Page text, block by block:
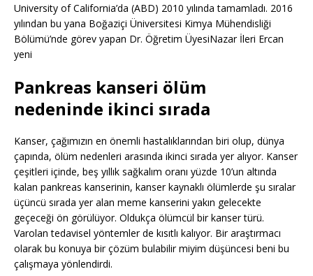
University of California’da (ABD) 2010 yılında tamamladı. 2016
yılından bu yana Boğaziçi Üniversitesi Kimya Mühendisliği
Bölümü’nde görev yapan Dr. Öğretim ÜyesiNazar İleri Ercan
yeni
Pankreas kanseri ölüm
nedeninde ikinci sırada
Kanser, çağımızın en önemli hastalıklarından biri olup, dünya
çapında, ölüm nedenleri arasında ikinci sırada yer alıyor. Kanser
çeşitleri içinde, beş yıllık sağkalım oranı yüzde 10’un altında
kalan pankreas kanserinin, kanser kaynaklı ölümlerde şu sıralar
üçüncü sırada yer alan meme kanserini yakın gelecekte
geçeceği ön görülüyor. Oldukça ölümcül bir kanser türü.
Varolan tedavisel yöntemler de kısıtlı kalıyor. Bir araştırmacı
olarak bu konuya bir çözüm bulabilir miyim düşüncesi beni bu
çalışmaya yönlendirdi.